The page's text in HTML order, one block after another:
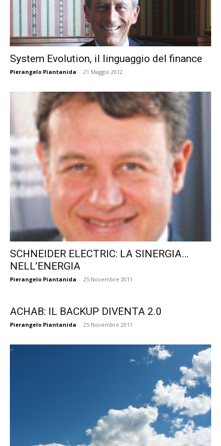
System Evolution, il linguaggio del finance
Pierangelo Piantanida - 21 Maggio 2012
SCHNEIDER ELECTRIC: LA SINERGIA…
NELL’ENERGIA
Pierangelo Piantanida - 25 Novembre 2011
ACHAB: IL BACKUP DIVENTA 2.0
Pierangelo Piantanida - 25 Novembre 2011